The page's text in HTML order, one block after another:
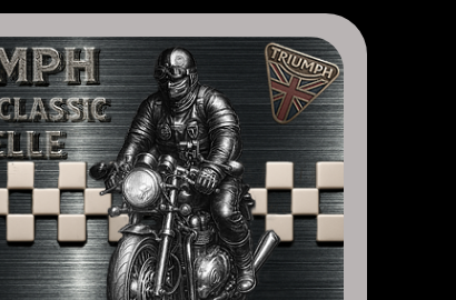
Bobber, Speed Twin, Street Scrambler, Street Twin,